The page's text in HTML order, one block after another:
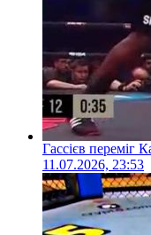
Гассієв переміг
11.07.2026, 23:53